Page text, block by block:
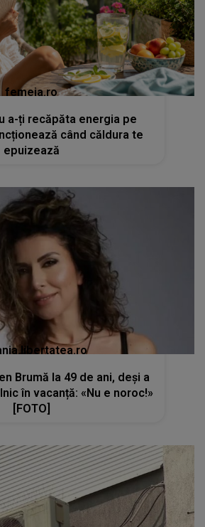
femeia.ro
a-ți recăpăta energia pe
când căldura te
epuizează
Brumă la 49 de ani, deși a
în vacanță: «Nu e noroc!»
[FOTO]